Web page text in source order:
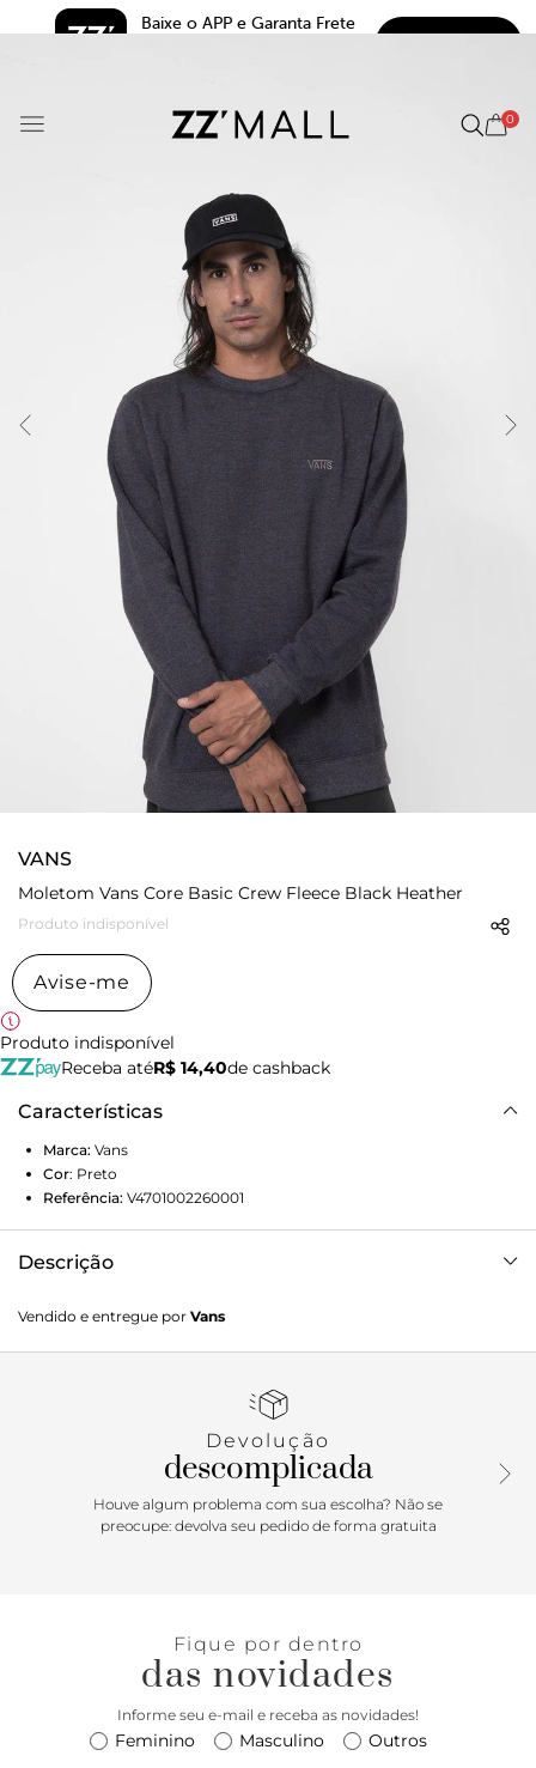
Baixe o APP e Garanta Frete
0
VANS
Moletom Vans Core Basic Crew Fleece Black Heather
Produto indisponível
Avise-me
Produto indisponível
Receba atéR$ 14,40de cashback
Características
Marca: Vans
Cor: Preto
Referência: V4701002260001
Descrição
a cultura de rua, artes, música e ligada ao skate e à
evolução do esporte, sem perder a essência. Dos clássicos
modelos de tênis, roupas e acessórios, sempre mantendo o
Black Heather possui o logo Vans em "Drop V" bordado na
altura do peito do lado esquerdo, com etiqueta tecida Vans
aplicada na lateral. Apresenta gola, barra e punhos
canelados e é confeccionado em 50% algodão e 50%
Vendido e entregue por Vans
Devolução
descomplicada
Houve algum problema com sua escolha? Não se
preocupe: devolva seu pedido de forma gratuita
Fique por dentro
das novidades
Informe seu e-mail e receba as novidades!
Feminino Masculino Outros